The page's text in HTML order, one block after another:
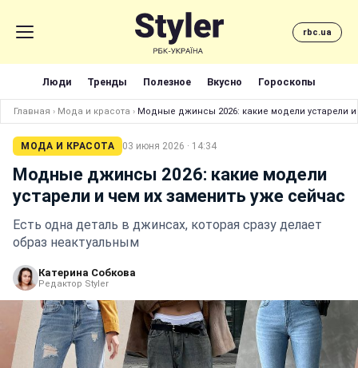
rbc.ua
Люди Тренды Полезное Вкусно Гороскопы
Главная › Мода и красота › Модные джинсы 2026: какие модели устарели
МОДА И КРАСОТА 03 июня 2026 · 14:34
Модные джинсы 2026: какие модели
устарели и чем их заменить уже сейчас
Есть одна деталь в джинсах, которая сразу делает
образ неактуальным
Катерина Собкова
Редактор Styler